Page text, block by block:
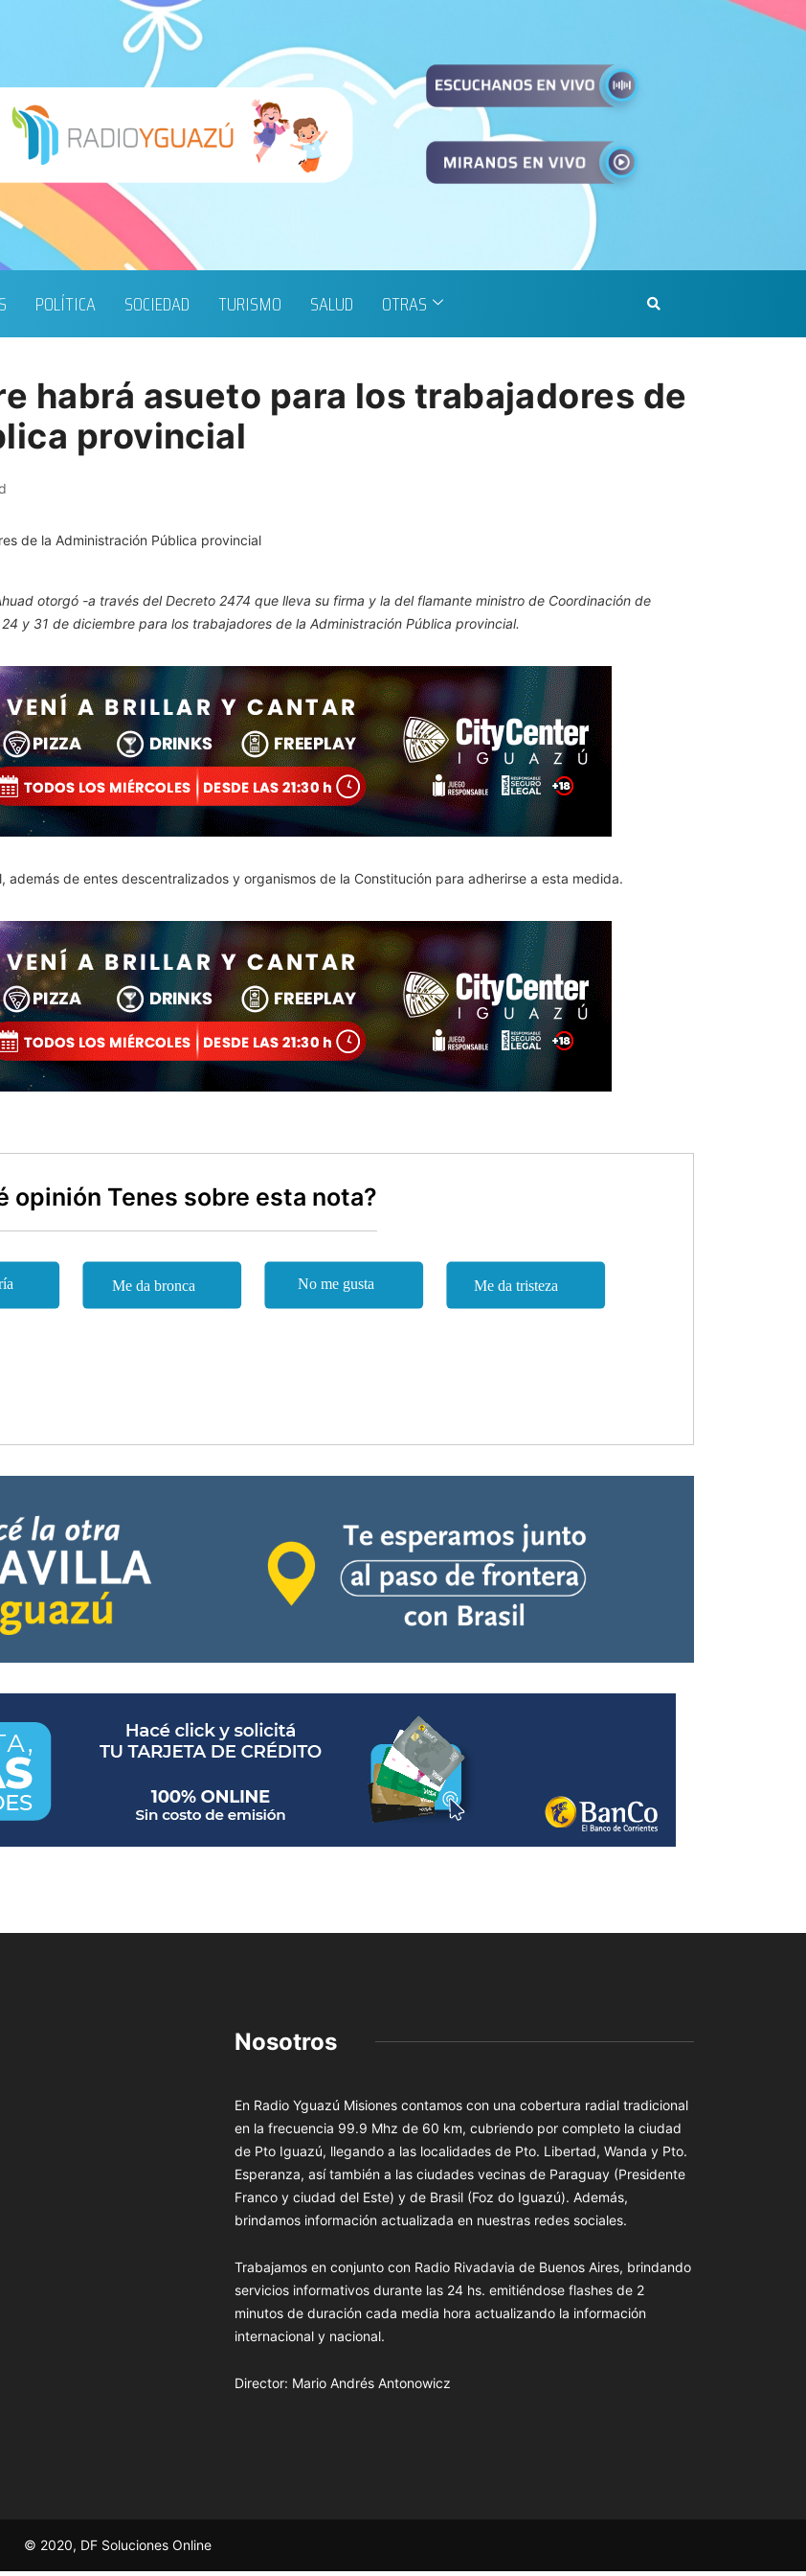
POLÍTICA SOCIEDAD TURISMO SALUD OTRAS
habrá asueto para los trabajadores de
provincial
otorgó -a través del Decreto 2474 que lleva su firma y la del flamante ministro de Coordinación de
y 31 de diciembre para los trabajadores de la Administración Pública provincial.
de entes descentralizados y organismos de la Constitución para adherirse a esta medida.
opinión Tenes sobre esta nota?
Nosotros
En Radio Yguazú Misiones contamos con una cobertura radial tradicional
en la frecuencia 99.9 Mhz de 60 km, cubriendo por completo la ciudad
de Pto Iguazú, llegando a las localidades de Pto. Libertad, Wanda y Pto.
Esperanza, así también a las ciudades vecinas de Paraguay (Presidente
Franco y ciudad del Este) y de Brasil (Foz do Iguazú). Además,
brindamos información actualizada en nuestras redes sociales.
Trabajamos en conjunto con Radio Rivadavia de Buenos Aires, brindando
servicios informativos durante las 24 hs. emitiéndose flashes de 2
minutos de duración cada media hora actualizando la información
internacional y nacional.
Director: Mario Andrés Antonowicz
© 2020, DF Soluciones Online